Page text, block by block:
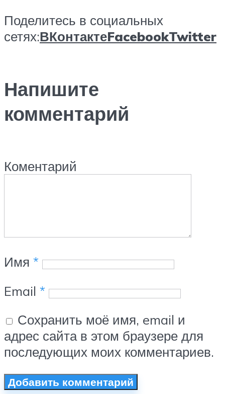
Поделитесь в социальных
сетях:ВКонтактеFacebookTwitter
Напишите
комментарий
Коментарий
Имя *
Email *
Сохранить моё имя, email и
адрес сайта в этом браузере для
последующих моих комментариев.